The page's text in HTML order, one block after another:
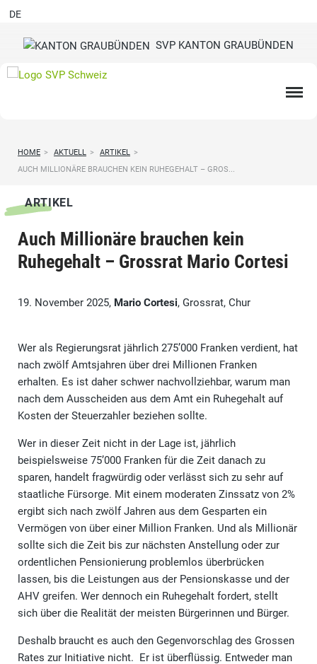
SVP KANTON GRAUBÜNDEN
DE
HOME > AKTUELL > ARTIKEL >
AUCH MILLIONÄRE BRAUCHEN KEIN RUHEGEHALT – GROS...
ARTIKEL
Auch Millionäre brauchen kein
Ruhegehalt – Grossrat Mario Cortesi
19. November 2025, Mario Cortesi, Grossrat, Chur
Wer als Regierungsrat jährlich 275’000 Franken verdient, hat
nach zwölf Amtsjahren über drei Millionen Franken
erhalten. Es ist daher schwer nachvollziehbar, warum man
nach dem Ausscheiden aus dem Amt ein Ruhegehalt auf
Kosten der Steuerzahler beziehen sollte.
Wer in dieser Zeit nicht in der Lage ist, jährlich
beispielsweise 75’000 Franken für die Zeit danach zu
sparen, handelt fragwürdig oder verlässt sich zu sehr auf
staatliche Fürsorge. Mit einem moderaten Zinssatz von 2%
ergibt sich nach zwölf Jahren aus dem Gesparten ein
Vermögen von über einer Million Franken. Und als Millionär
sollte sich die Zeit bis zur nächsten Anstellung oder zur
ordentlichen Pensionierung problemlos überbrücken
lassen, bis die Leistungen aus der Pensionskasse und der
AHV greifen. Wer dennoch ein Ruhegehalt fordert, stellt
sich über die Realität der meisten Bürgerinnen und Bürger.
Deshalb braucht es auch den Gegenvorschlag des Grossen
Rates zur Initiative nicht. Er ist überflüssig. Entweder man